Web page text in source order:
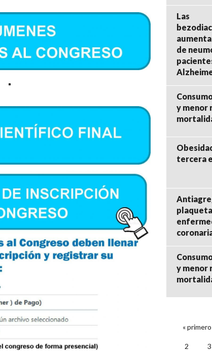
Las
de
y menor
tercera
y menor
« primero
2 3